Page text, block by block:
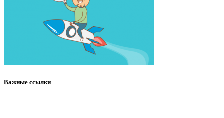
Важные ссылки